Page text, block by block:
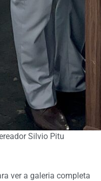
Silvio Pitu
ver a galeria completa